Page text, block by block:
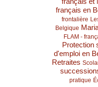
français en
frontalière
Belgique
FLAM -
Protection
d'emploi en
Retraites
pratique